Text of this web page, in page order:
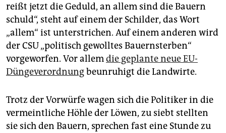
reißt jetzt die Geduld, an allem sind die Bauern
schuld“, steht auf einem der Schilder, das Wort
„allem“ ist unterstrichen. Auf einem anderen wird
der CSU „politisch gewolltes Bauernsterben“
vorgeworfen. Vor allemdie geplante neue EU-
Düngeverordnungbeunruhigt die Landwirte.
Trotz der Vorwürfe wagen sich die Politiker in die
vermeintliche Höhle der Löwen, zu siebt stellten
sie sich den Bauern, sprechen fast eine Stunde zu